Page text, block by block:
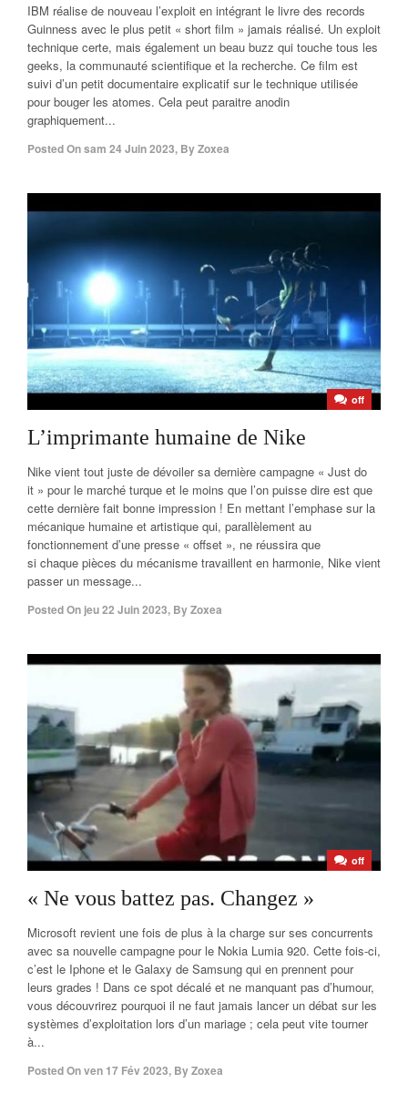
IBM réalise de nouveau l’exploit en intégrant le livre des records
Guinness avec le plus petit « short film » jamais réalisé. Un exploit
technique certe, mais également un beau buzz qui touche tous les
geeks, la communauté scientifique et la recherche. Ce film est
suivi d’un petit documentaire explicatif sur le technique utilisée
pour bouger les atomes. Cela peut paraitre anodin
graphiquement...
Posted Onsam 24 Juin 2023, ByZoxea
off
L’imprimante humaine de Nike
Nike vient tout juste de dévoiler sa dernière campagne « Just do
it » pour le marché turque et le moins que l’on puisse dire est que
cette dernière fait bonne impression ! En mettant l’emphase sur la
mécanique humaine et artistique qui, parallèlement au
fonctionnement d’une presse « offset », ne réussira que
si chaque pièces du mécanisme travaillent en harmonie, Nike vient
passer un message...
Posted On jeu 22 Juin 2023, ByZoxea
off
« Ne vous battez pas. Changez »
Microsoft revient une fois de plus à la charge sur ses concurrents
avec sa nouvelle campagne pour le Nokia Lumia 920. Cette fois-ci,
c’est le Iphone et le Galaxy de Samsung qui en prennent pour
leurs grades ! Dans ce spot décalé et ne manquant pas d’humour,
vous découvrirez pourquoi il ne faut jamais lancer un débat sur les
systèmes d’exploitation lors d’un mariage ; cela peut vite tourner
à...
Posted Onven 17 Fév 2023, ByZoxea